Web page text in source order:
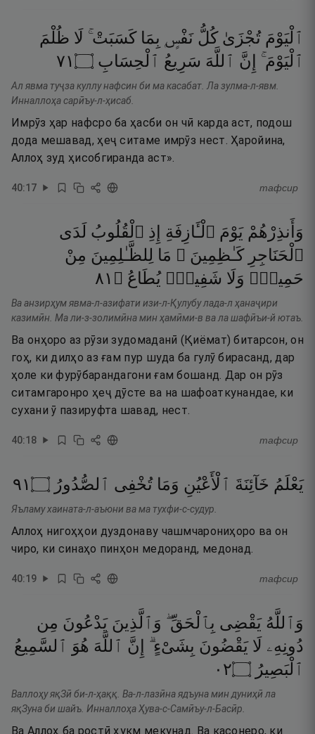
ٱلْيَوْمَ تُجْزَىٰ كُلُّ نَفْسٍۭ بِمَا كَسَبَتْ ۚ لَا ظُلْمَ
ٱلْيَوْمَ ۚ
إِنَّ ٱللَّهَ سَرِيعُ ٱلْحِسَابِ ۝١٧
Ал явма туҷза куллу нафсин би ма касабат. Ла зулма-л-явм.
Инналлоҳа сарӣъу-л-ҳисаб.
Имрӯз ҳар нафсро ба ҳасби он чӣ карда аст, подош
дода мешавад, ҳеҷ ситаме имрӯз нест. Ҳаройина,
Аллоҳ зуд ҳисобгиранда аст».
40:17 тафсир
وَأَنذِرْهُمْ يَوْمَ ٱلْـَٔازِفَةِ إِذِ ٱلْقُلُوبُ لَدَى
ٱلْحَنَاجِرِ كَـٰظِمِينَ ۚ مَا لِلظَّـٰلِمِينَ مِنْ
حَمِيمٍۢ وَلَا شَفِيعٍۢ يُطَاعُ ۝ ١٨
Ва анзирҳум явма-л-азифати изи-л-Қулубу лада-л ҳанаҷири
казимӣн. Ма ли-з-золимӣна мин ҳамӣми-в ва ла шафӣъи-й ютаъ.
Ва онҳоро аз рӯзи зудомаданӣ (Қиёмат) битарсон, он
гоҳ, ки дилҳо аз ғам пур шуда ба гулӯ бирасанд, дар
ҳоле ки фурӯбарандагони ғам бошанд. Дар он рӯз
ситамгаронро ҳеҷ дӯсте ва на шафоаткунандае, ки
сухани ӯ пазируфта шавад, нест.
40:18 тафсир
يَعْلَمُ خَآئِنَةَ ٱلْأَعْيُنِ وَمَا تُخْفِى ٱلصُّدُورُ ۝١٩
Яъламу хаината-л-аъюни ва ма тухфи-с-судур.
Аллоҳ нигоҳҳои дуздонаву чашмчарониҳоро ва он
чиро, ки синаҳо пинҳон медоранд, медонад.
40:19 тафсир
وَٱللَّهُ يَقْضِى بِٱلْحَقِّ ۖ وَٱلَّذِينَ يَدْعُونَ مِن
دُونِهِۦ لَا يَقْضُونَ بِشَىْءٍ ۗ إِنَّ ٱللَّهَ هُوَ ٱلسَّمِيعُ
ٱلْبَصِيرُ ۝٢٠
Валлоҳу яқЗӣ би-л-ҳаққ. Ва-л-лазӣна ядъуна мин дуниҳӣ ла
яқЗуна би шайъ. Инналлоҳа Ҳува-с-Самӣъу-л-Басӣр.
Ва Аллоҳ ба ростӣ ҳукм мекунад. Ва касонеро, ки